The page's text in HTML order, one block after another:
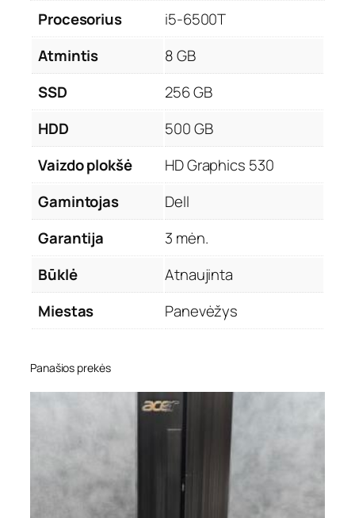
Procesorius
i5-6500T
Atmintis
8 GB
SSD
256 GB
HDD
500 GB
Vaizdo plokšė
HD Graphics 530
Gamintojas
Dell
Garantija
3 mėn.
Būklė
Atnaujinta
Miestas
Panevėžys
Panašios prekės